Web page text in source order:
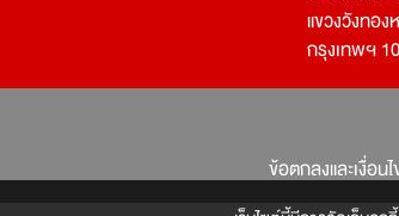
หางาน เจ้าหน้าที่รักษาความปลอดภัย
โปรแกรมเมอร์
หาง
หาง
บริก
บริ
แขวงวังทอง
กรุงเทพฯ
ข้อตกลงและเงื่อน